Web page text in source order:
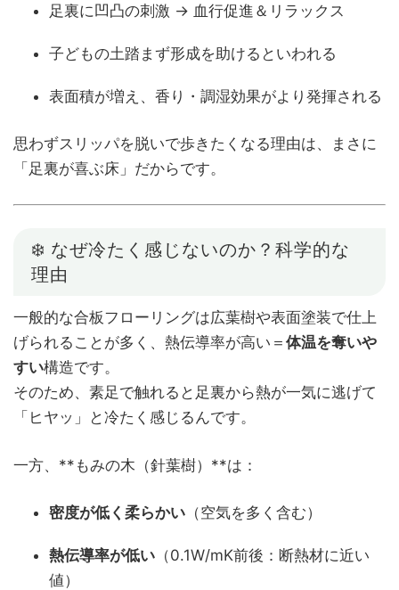
足裏に凹凸の刺激 → 血行促進＆リラックス
子どもの土踏まず形成を助けるといわれる
表面積が増え、香り・調湿効果がより発揮される
思わずスリッパを脱いで歩きたくなる理由は、まさに
「足裏が喜ぶ床」だからです。
❄️ なぜ冷たく感じないのか？科学的な
理由
一般的な合板フローリングは広葉樹や表面塗装で仕上
げられることが多く、熱伝導率が高い＝ 体温を奪いや
すい構造です。
そのため、素足で触れると足裏から熱が一気に逃げて
「ヒヤッ」と冷たく感じるんです。
一方、**もみの木（針葉樹）**は：
密度が低く柔らかい （空気を多く含む）
熱伝導率が低い （0.1W/mK前後：断熱材に近い
値）